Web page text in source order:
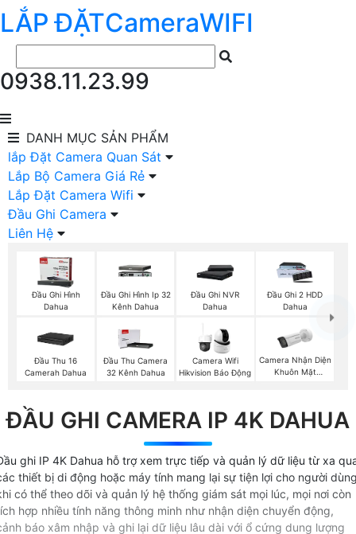
LẮP ĐẶTCameraWIFI
0938.11.23.99
DANH MỤC SẢN PHẨM
lắp Đặt Camera Quan Sát
Lắp Bộ Camera Giá Rẻ
Lắp Đặt Camera Wifi
Đầu Ghi Camera
Liên Hệ
Đầu Ghi Hình
Dahua
Đầu Ghi Hình Ip 32
Kênh Dahua
Đầu Ghi NVR
Dahua
Đầu Ghi 2 HDD
Dahua
Đầu Thu 16
Camerah Dahua
Đầu Thu Camera
32 Kênh Dahua
Camera Wifi
Hikvision Báo Động
Camera Nhận Diện
Khuôn Mặt
ĐẦU GHI CAMERA IP 4K DAHUA
ghi IP 4K Dahua hỗ trợ xem trực tiếp và quản lý dữ liệu từ xa
thiết bị di động hoặc máy tính mang lại sự tiện lợi cho người
có thể theo dõi và quản lý hệ thống giám sát mọi lúc, mọi nơi còn
hợp nhiều tính năng thông minh như nhận diện chuyển động,
báo xâm nhập và ghi lại dữ liệu lâu dài với ổ cứng dung lượng